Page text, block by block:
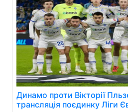
Динамо проти Вікторії
трансляція поєдинку Ліги